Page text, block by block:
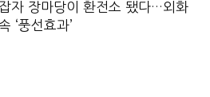
자 장마당이 환전소 됐다…외화
‘풍선효과’